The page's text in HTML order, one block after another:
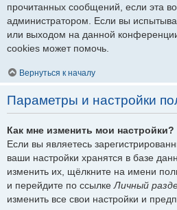
прочитанных сообщений, если эта
администратором. Если вы
или выходом на данной
cookies может помочь.
Вернуться к началу
Параметры и настройки
Как мне изменить мои настройки?
Если вы являетесь
ваши настройки хранятся в базе
изменить их, щёлкните на имени
и перейдите по ссылкеЛичный
изменить все свои настройки и